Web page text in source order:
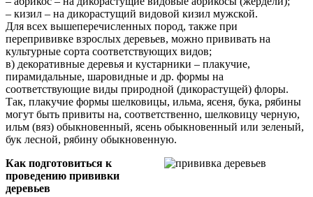
– кизил – на дикорастущий видовой кизил мужской.
Для всех вышеперечисленных пород, также при
перепрививке взрослых деревьев, можно прививать на
культурные сорта соответствующих видов;
в) декоративные деревья и кустарники – плакучие,
пирамидальные, шаровидные и др. формы на
соответствующие виды природной (дикорастущей) флоры.
Так, плакучие формы шелковицы, ильма, ясеня, бука, рябины
могут быть привиты на, соответственно, шелковицу черную,
ильм (вяз) обыкновенный, ясень обыкновенный или зеленый,
бук лесной, рябину обыкновенную.
Как подготовиться к
проведению прививки
деревьев